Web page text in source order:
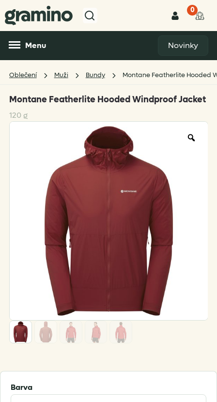
0
Menu Novinky
Oblečení Muži Bundy Montane Featherlite Hooded
Montane Featherlite Hooded Windproof Jacket
120 g
Barva